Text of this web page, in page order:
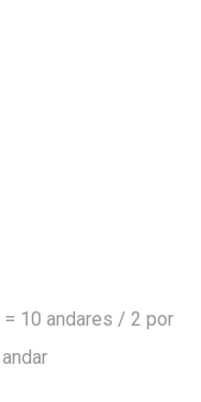
= 10 andares / 2 por